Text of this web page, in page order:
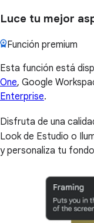
Luce tu mejor
Función premium
Esta función está
One, Google
Enterprise.
Disfruta de una
Look de Estudio o
y personaliza tu